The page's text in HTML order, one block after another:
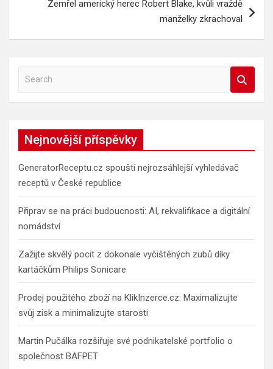
Zemřel americký herec Robert Blake, kvůli vraždě
manželky zkrachoval
a
h
Nejnovější příspěvky
GeneratorReceptu.cz spouští nejrozsáhlejší vyhledávač
receptů v České republice
Připrav se na práci budoucnosti: AI, rekvalifikace a digitální
nomádství
Zažijte skvělý pocit z dokonale vyčištěných zubů díky
kartáčkům Philips Sonicare
Prodej použitého zboží na KlikInzerce.cz: Maximalizujte
svůj zisk a minimalizujte starosti
Martin Pučálka rozšiřuje své podnikatelské portfolio o
společnost BAFPET